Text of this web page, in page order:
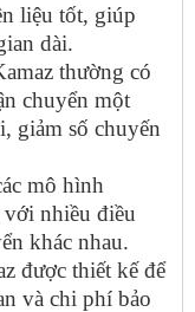
liệu tốt, giúp
dài.
thường có
chuyển một
giảm số chuyến
mô hình
nhiều điều
khác nhau.
được thiết kế để
và chi phí bảo